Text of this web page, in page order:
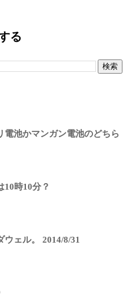
る
電池かマンガン電池のどちら
10時10分？
ウェル。 2014/8/31